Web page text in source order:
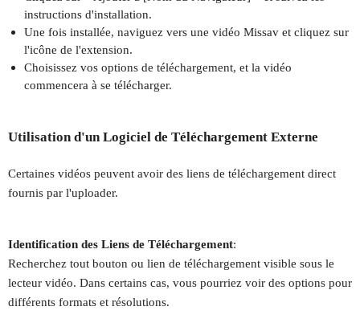
instructions d'installation.
Une fois installée, naviguez vers une vidéo Missav et cliquez sur
l'icône de l'extension.
Choisissez vos options de téléchargement, et la vidéo
commencera à se télécharger.
Utilisation d'un Logiciel de Téléchargement Externe
Certaines vidéos peuvent avoir des liens de téléchargement direct
fournis par l'uploader.
Identification des Liens de Téléchargement:
Recherchez tout bouton ou lien de téléchargement visible sous le
lecteur vidéo. Dans certains cas, vous pourriez voir des options pour
différents formats et résolutions.